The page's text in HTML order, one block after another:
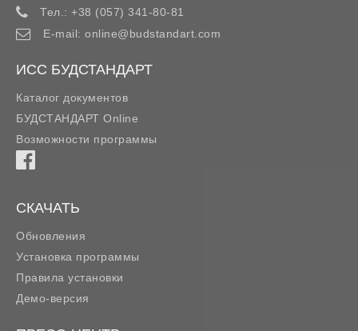
Тел.: +38 (057) 341-80-81
E-mail: online@budstandart.com
ИСС БУДСТАНДАРТ
Каталог документов
БУДСТАНДАРТ Online
Возможности программы
СКАЧАТЬ
Обновления
Установка программы
Правила установки
Демо-версия